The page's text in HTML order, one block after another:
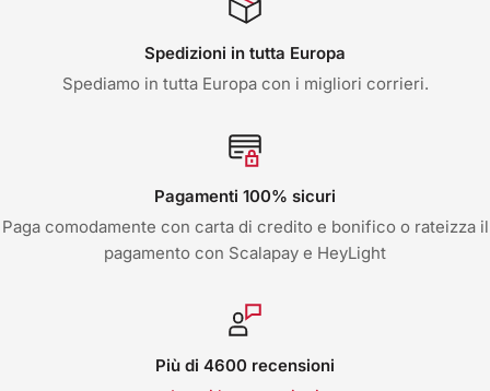
Spedizioni in tutta Europa
Spediamo in tutta Europa con i migliori corrieri.
Pagamenti 100% sicuri
Paga comodamente con carta di credito e bonifico o rateizza il
pagamento con Scalapay e HeyLight
Più di 4600 recensioni